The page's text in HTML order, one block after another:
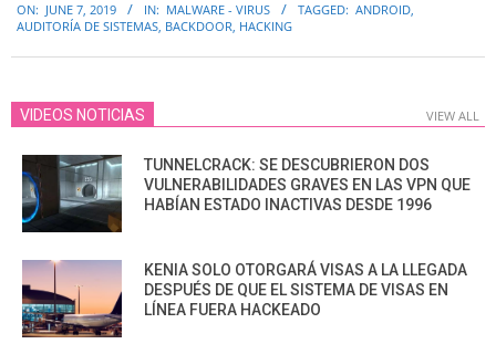
06-
ON: JUNE 7, 2019 IN: MALWARE - VIRUS TAGGED: ANDROID,
AUDITORÍA DE SISTEMAS, BACKDOOR, HACKING
VIDEOS NOTICIAS VIEW ALL
TUNNELCRACK: SE DESCUBRIERON DOS
VULNERABILIDADES GRAVES EN LAS VPN QUE
HABÍAN ESTADO INACTIVAS DESDE 1996
KENIA SOLO OTORGARÁ VISAS A LA LLEGADA
DESPUÉS DE QUE EL SISTEMA DE VISAS EN
LÍNEA FUERA HACKEADO